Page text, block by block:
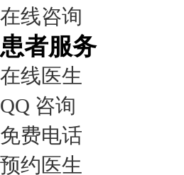
在线咨询
患者服务
在线医生
QQ 咨询
免费电话
预约医生